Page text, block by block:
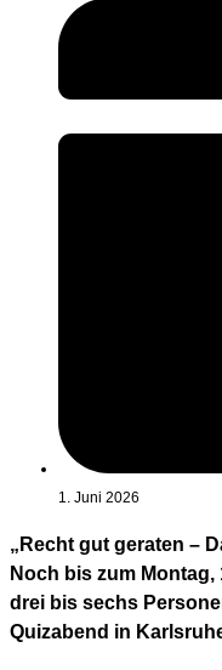
1. Juni 2026
„Recht gut geraten –
Noch bis zum
drei bis sechs
Quizabend in